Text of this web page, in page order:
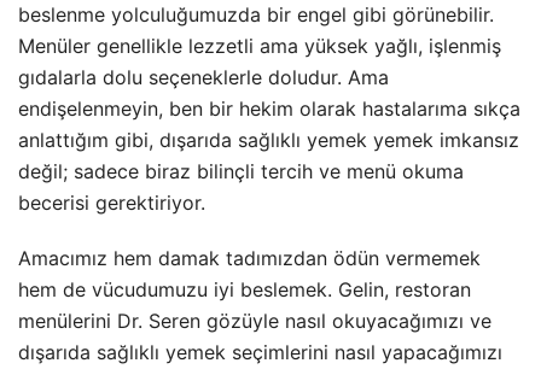
beslenme yolculuğumuzda bir engel gibi görünebilir.
Menüler genellikle lezzetli ama yüksek yağlı, işlenmiş
gıdalarla dolu seçeneklerle doludur. Ama
endişelenmeyin, ben bir hekim olarak hastalarıma sıkça
anlattığım gibi, dışarıda sağlıklı yemek yemek imkansız
değil; sadece biraz bilinçli tercih ve menü okuma
becerisi gerektiriyor.
Amacımız hem damak tadımızdan ödün vermemek
hem de vücudumuzu iyi beslemek. Gelin, restoran
menülerini Dr. Seren gözüyle nasıl okuyacağımızı ve
dışarıda sağlıklı yemek seçimlerini nasıl yapacağımızı